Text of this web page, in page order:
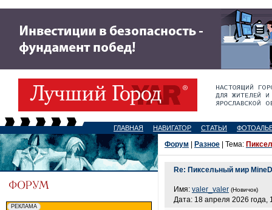
ГЛАВНАЯ НАВИГАТОР СТАТЬИ
Форум Разное | Тема:
Re: Пиксельный мир
Имя: valer_valer (Новичок)
Дата: 18 апреля 2026 года,